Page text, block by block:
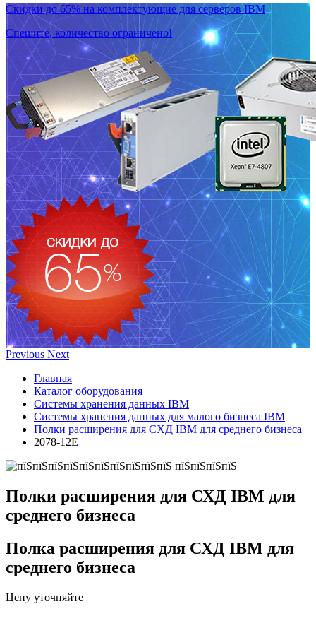
Скидки до 65% на комплектующие для серверов IBM
Спешите, количество ограничено!
Previous Next
Главная
Каталог оборудования
Системы хранения данных IBM
Системы хранения данных для малого бизнеса IBM
Полки расширения для СХД IBM для среднего бизнеса
2078-12E
Полки расширения для СХД IBM для
среднего бизнеса
Полка расширения для СХД IBM для
среднего бизнеса
Цену уточняйте